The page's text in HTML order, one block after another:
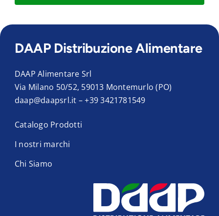
DAAP Distribuzione Alimentare
DAAP Alimentare Srl
Via Milano 50/52, 59013 Montemurlo (PO)
daap@daapsrl.it –+39 3421781549
Catalogo Prodotti
I nostri marchi
Chi Siamo